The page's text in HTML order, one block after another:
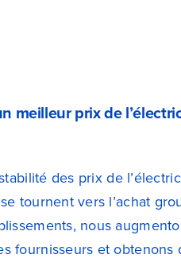
meilleur prix de
des prix de
tournent vers l’achat
nous
fournisseurs et obtenons